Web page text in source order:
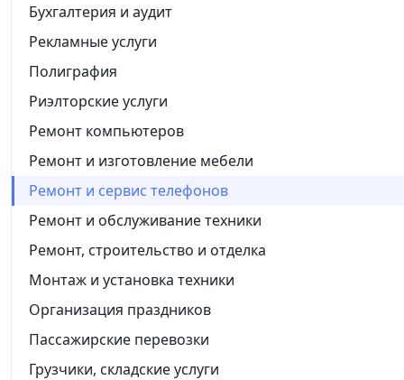
Бухгалтерия и аудит
Рекламные услуги
Полиграфия
Риэлторские услуги
Ремонт компьютеров
Ремонт и изготовление мебели
Ремонт и сервис телефонов
Ремонт и обслуживание техники
Ремонт, строительство и отделка
Монтаж и установка техники
Организация праздников
Пассажирские перевозки
Грузчики, складские услуги